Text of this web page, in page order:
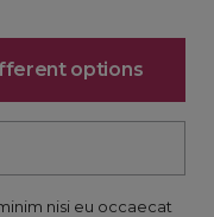
options
nisi eu occaecat